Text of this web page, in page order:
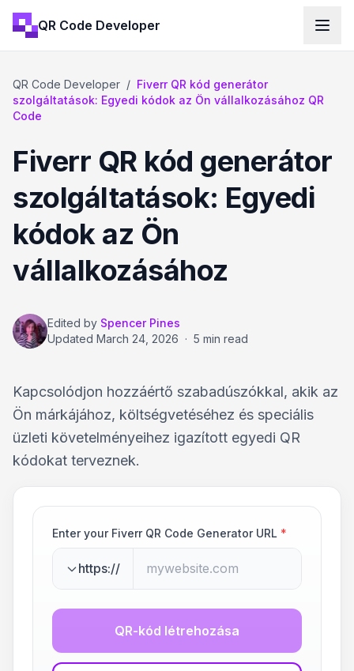
QR Code Developer
QR Code Developer / Fiverr QR kód generátor
szolgáltatások: Egyedi kódok az Ön vállalkozásához QR
Code
Fiverr QR kód generátor
szolgáltatások: Egyedi
kódok az Ön
vállalkozásához
Edited by Spencer Pines
Updated March 24, 2026 · 5 min read
Kapcsolódjon hozzáértő szabadúszókkal, akik az
Ön márkájához, költségvetéséhez és speciális
üzleti követelményeihez igazított egyedi QR
kódokat terveznek.
Enter your Fiverr QR Code Generator URL *
https://
QR-kód létrehozása